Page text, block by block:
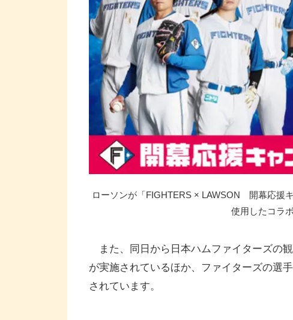
ローソンが「FIGHTERS × LAWSON 開幕応援
使用したコラ
また、同日から日本ハムファイターズの
が実施されているほか、ファイターズの選
されています。